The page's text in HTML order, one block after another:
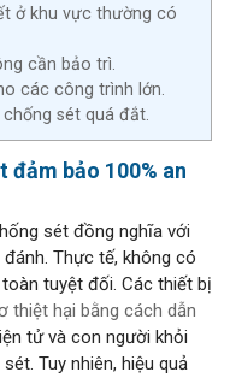
ở khu vực thường có
cần bảo trì.
các công trình lớn.
sét quá đắt.
đảm bảo 100% an
sét đồng nghĩa với
Thực tế, không có
tuyệt đối. Các thiết bị
thiệt hại bằng cách dẫn
tử và con người khỏi
Tuy nhiên, hiệu quả